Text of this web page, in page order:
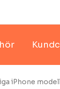
iPhone